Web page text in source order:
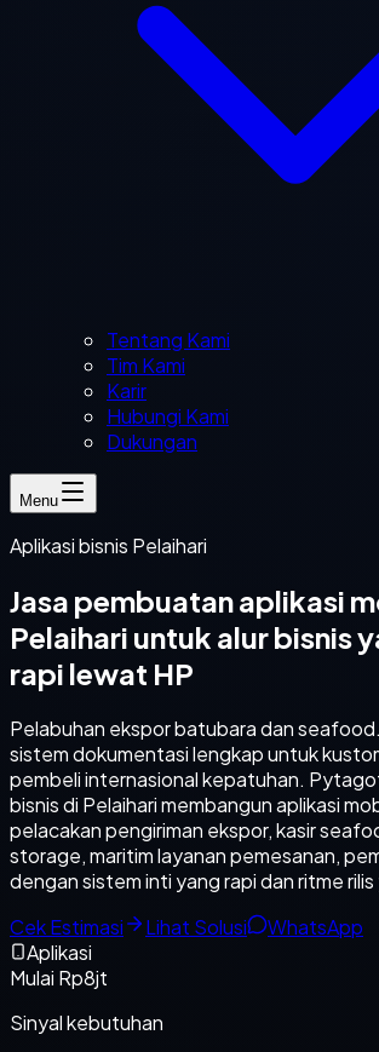
Tentang Kami
Tim Kami
Karir
Hubungi Kami
Dukungan
Menu
Aplikasi bisnis Pelaihari
Jasa pembuatan aplikasi
Pelaihari untuk alur bisnis
rapi lewat HP
Pelabuhan ekspor batubara dan
sistem dokumentasi lengkap untuk
pembeli internasional kepatuhan.
bisnis di Pelaihari membangun aplikasi
pelacakan pengiriman ekspor, kasir
storage, maritim layanan pemesanan,
dengan sistem inti yang rapi dan ritme
Cek Estimasi
Lihat Solusi
WhatsApp
Aplikasi
Mulai Rp8jt
Sinyal kebutuhan